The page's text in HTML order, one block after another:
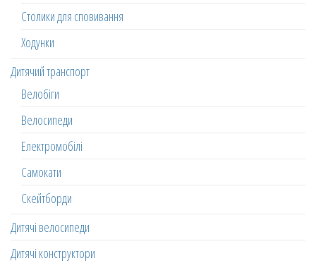
Столики для сповивання
Ходунки
Дитячий транспорт
Велобіги
Велосипеди
Електромобілі
Самокати
Скейтборди
Дитячі велосипеди
Дитячі конструктори